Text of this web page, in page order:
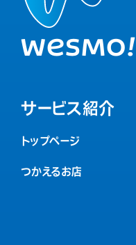
サービス紹介
トップページ
つかえるお店
WESMO!